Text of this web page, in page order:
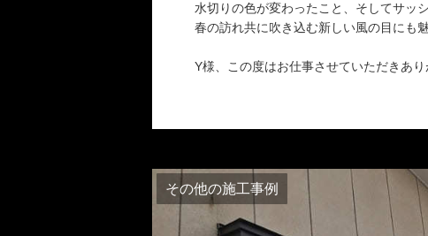
水切りの色が変わったこと、そしてサッ
春の訪れ共に吹き込む新しい風の目にも
Y様、この度はお仕事させていただきあり
その他の施工事例